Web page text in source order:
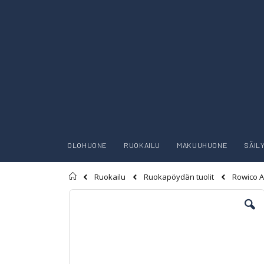
OLOHUONE RUOKAILU MAKUUHUONE
Etusivu
Ruokailu Ruokapöydän tuolit
Rowico
Skip